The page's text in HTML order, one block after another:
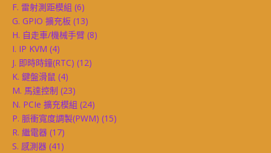
F. 雷射測距模組 (6)
G. GPIO 擴充板 (13)
H. 自走車/機械手臂 (8)
I. IP KVM (4)
J. 即時時鐘(RTC) (12)
K. 鍵盤滑鼠 (4)
M. 馬達控制 (23)
N. PCIe 擴充模組 (24)
P. 脈衝寬度調製(PWM) (15)
R. 繼電器 (17)
S. 感測器 (41)